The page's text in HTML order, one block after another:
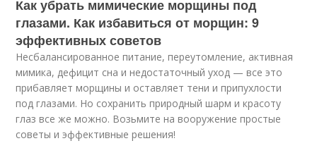
Как убрать мимические морщины под
глазами. Как избавиться от морщин: 9
эффективных советов
Несбалансированное питание, переутомление, активная
мимика, дефицит сна и недостаточный уход — все это
прибавляет морщины и оставляет тени и припухлости
под глазами. Но сохранить природный шарм и красоту
глаз все же можно. Возьмите на вооружение простые
советы и эффективные решения!